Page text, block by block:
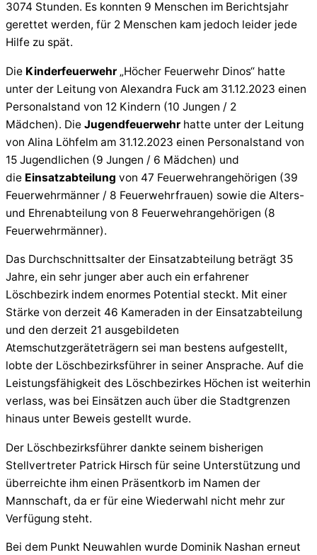
3074 Stunden. Es konnten 9 Menschen im Berichtsjahr
gerettet werden, für 2 Menschen kam jedoch leider jede
Hilfe zu spät.
Die Kinderfeuerwehr „Höcher Feuerwehr Dinos“ hatte
unter der Leitung von Alexandra Fuck am 31.12.2023 einen
Personalstand von 12 Kindern (10 Jungen / 2
Mädchen). Die Jugendfeuerwehr hatte unter der Leitung
von Alina Löhfelm am 31.12.2023 einen Personalstand von
15 Jugendlichen (9 Jungen / 6 Mädchen) und
die Einsatzabteilung von 47 Feuerwehrangehörigen (39
Feuerwehrmänner / 8 Feuerwehrfrauen) sowie die Alters-
und Ehrenabteilung von 8 Feuerwehrangehörigen (8
Feuerwehrmänner).
Das Durchschnittsalter der Einsatzabteilung beträgt 35
Jahre, ein sehr junger aber auch ein erfahrener
Löschbezirk indem enormes Potential steckt. Mit einer
Stärke von derzeit 46 Kameraden in der Einsatzabteilung
und den derzeit 21 ausgebildeten
Atemschutzgeräteträgern sei man bestens aufgestellt,
lobte der Löschbezirksführer in seiner Ansprache. Auf die
Leistungsfähigkeit des Löschbezirkes Höchen ist weiterhin
verlass, was bei Einsätzen auch über die Stadtgrenzen
hinaus unter Beweis gestellt wurde.
Der Löschbezirksführer dankte seinem bisherigen
Stellvertreter Patrick Hirsch für seine Unterstützung und
überreichte ihm einen Präsentkorb im Namen der
Mannschaft, da er für eine Wiederwahl nicht mehr zur
Verfügung steht.
Bei dem Punkt Neuwahlen wurde Dominik Nashan erneut